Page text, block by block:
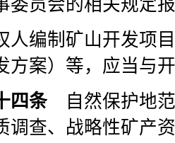
委员会的相关规定
人编制矿山开发项
方案）等，应当与
四条自然保护地范
调查、战略性矿产